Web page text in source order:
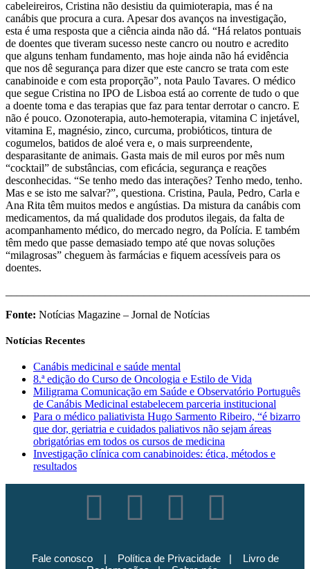
cabeleireiros, Cristina não desistiu da quimioterapia, mas é na
canábis que procura a cura. Apesar dos avanços na investigação,
esta é uma resposta que a ciência ainda não dá. “Há relatos pontuais
de doentes que tiveram sucesso neste cancro ou noutro e acredito
que alguns tenham fundamento, mas hoje ainda não há evidência
que nos dê segurança para dizer que este cancro se trata com este
canabinoide e com esta proporção”, nota Paulo Tavares. O médico
que segue Cristina no IPO de Lisboa está ao corrente de tudo o que
a doente toma e das terapias que faz para tentar derrotar o cancro. E
não é pouco. Ozonoterapia, auto-hemoterapia, vitamina C injetável,
vitamina E, magnésio, zinco, curcuma, probióticos, tintura de
cogumelos, batidos de aloé vera e, o mais surpreendente,
desparasitante de animais. Gasta mais de mil euros por mês num
“cocktail” de substâncias, com eficácia, segurança e reações
desconhecidas. “Se tenho medo das interações? Tenho medo, tenho.
Mas e se isto me salvar?”, questiona. Cristina, Paula, Pedro, Carla e
Ana Rita têm muitos medos e angústias. Da mistura da canábis com
medicamentos, da má qualidade dos produtos ilegais, da falta de
acompanhamento médico, do mercado negro, da Polícia. E também
têm medo que passe demasiado tempo até que novas soluções
“milagrosas” cheguem às farmácias e fiquem acessíveis para os
doentes.
Fonte: Notícias Magazine – Jornal de Notícias
Notícias Recentes
Canábis medicinal e saúde mental
8.ª edição do Curso de Oncologia e Estilo de Vida
Miligrama Comunicação em Saúde e Observatório Português
de Canábis Medicinal estabelecem parceria institucional
Para o médico paliativista Hugo Sarmento Ribeiro, “é bizarro
que dor, geriatria e cuidados paliativos não sejam áreas
obrigatórias em todos os cursos de medicina
Investigação clínica com canabinoides: ética, métodos e
resultados
Fale conosco| Política de Privacidade| Livro de